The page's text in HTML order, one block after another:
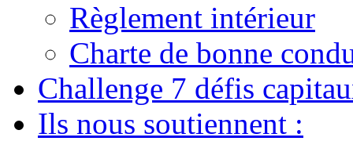
Règlement intérieur
Charte de bonne
Challenge 7 défis
Ils nous soutiennent :